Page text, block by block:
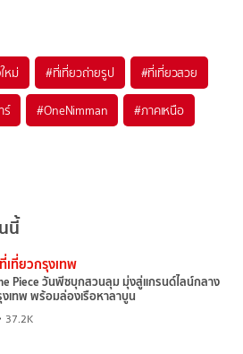
หม่ #ที่เที่ยวถ่ายรูป #ที่เที่ยวสวย
ร์ #OneNimman #ภาคเหนือ
นี้
เที่ยวกรุงเทพ
Piece วันพีซบุกสวนลุม มุ่งสู่แกรนด์ไลน์กลาง
เทพ พร้อมล่องเรือหาลาบูน
37.2K